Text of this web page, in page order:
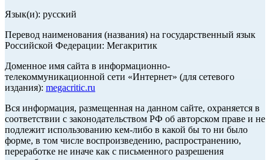
Язык(и): русский
Перевод наименования (названия) на государственный язык
Российской Федерации: Мегакритик
Доменное имя сайта в информационно-
телекоммуникационной сети «Интернет» (для сетевого
издания): megacritic.ru
Вся информация, размещенная на данном сайте, охраняется в
соответствии с законодательством РФ об авторском праве и не
подлежит использованию кем-либо в какой бы то ни было
форме, в том числе воспроизведению, распространению,
переработке не иначе как с письменного разрешения